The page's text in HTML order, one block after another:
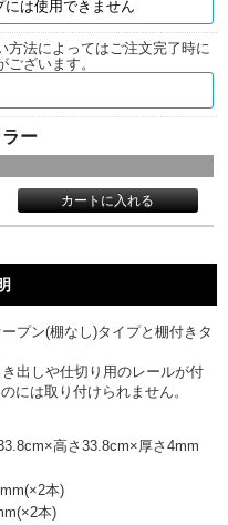
方法によってはご注文完了時に
ざいます。
ー
プン(棚なし)タイプと棚付きタ
出しや仕切り用のレールが付
には取り付けられません。
高さ33.8cm×厚さ4mm
本)
本)